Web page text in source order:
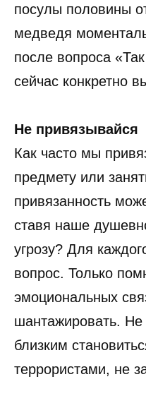
посулы половины
медведя
после вопроса
сейчас конкретно
Не привязывайся
Как часто мы
предмету или
привязанность
ставя наше
угрозу? Для
вопрос. Только
эмоциональных
шантажировать.
близким
террористами, не